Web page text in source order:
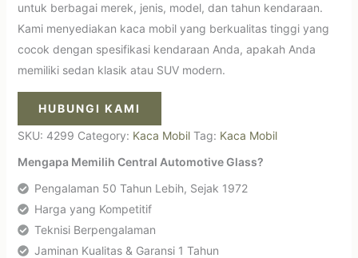
untuk berbagai merek, jenis, model, dan tahun kendaraan.
Kami menyediakan kaca mobil yang berkualitas tinggi yang
cocok dengan spesifikasi kendaraan Anda, apakah Anda
memiliki sedan klasik atau SUV modern.
HUBUNGI KAMI
SKU: 4299 Category: Kaca Mobil Tag: Kaca Mobil
Mengapa Memilih Central Automotive Glass?
Pengalaman 50 Tahun Lebih, Sejak 1972
Harga yang Kompetitif
Teknisi Berpengalaman
Jaminan Kualitas & Garansi 1 Tahun